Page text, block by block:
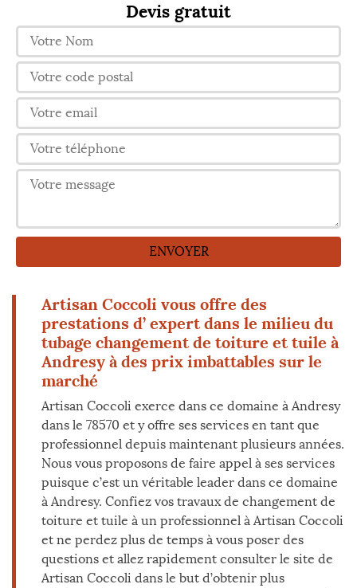
Devis gratuit
Artisan Coccoli vous offre des
prestations d’ expert dans le milieu du
tubage changement de toiture et tuile à
Andresy à des prix imbattables sur le
marché
Artisan Coccoli exerce dans ce domaine à Andresy
dans le 78570 et y offre ses services en tant que
professionnel depuis maintenant plusieurs années.
Nous vous proposons de faire appel à ses services
puisque c’est un véritable leader dans ce domaine
à Andresy. Confiez vos travaux de changement de
toiture et tuile à un professionnel à Artisan Coccoli
et ne perdez plus de temps à vous poser des
questions et allez rapidement consulter le site de
Artisan Coccoli dans le but d’obtenir plus